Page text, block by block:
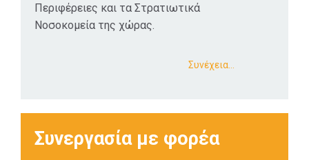
Περιφέρειες και τα Στρατιωτικά
Νοσοκομεία της χώρας.
Συνέχεια…
Συνεργασία με φορέα